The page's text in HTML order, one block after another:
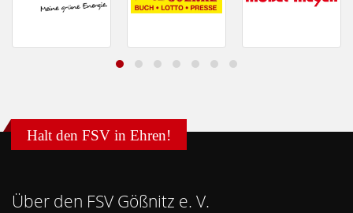
Halt den FSV in Ehren!
Über den FSV Gößnitz e. V.